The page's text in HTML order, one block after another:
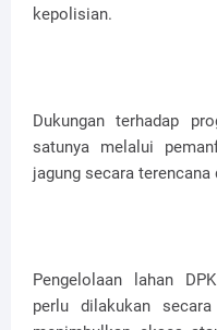
kepolisian.
Dukungan terhadap
satunya melalui
jagung secara terencana
Pengelolaan lahan
perlu dilakukan